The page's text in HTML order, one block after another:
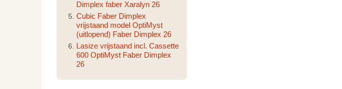
Dimplex faber Xaralyn 26
Cubic Faber Dimplex
vrijstaand model OptiMyst
(uitlopend) Faber Dimplex 26
Lasize vrijstaand incl. Cassette
600 OptiMyst Faber Dimplex
26